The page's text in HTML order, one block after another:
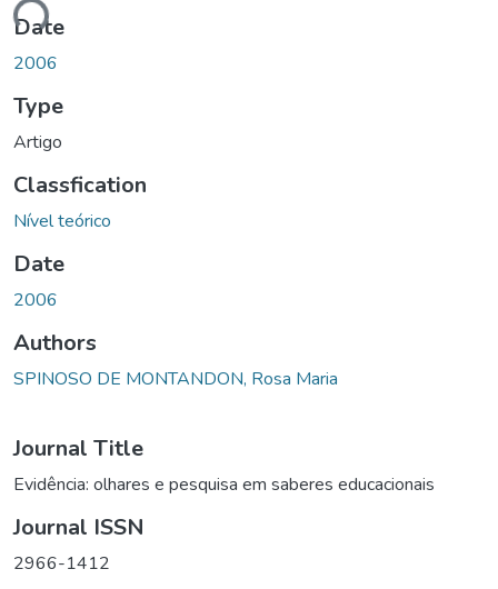
Date
2006
Type
Artigo
Classfication
Nível teórico
Date
2006
Authors
SPINOSO DE MONTANDON, Rosa Maria
Journal Title
Evidência: olhares e pesquisa em saberes educacionais
Journal ISSN
2966-1412